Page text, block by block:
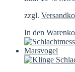
zzgl.
In den